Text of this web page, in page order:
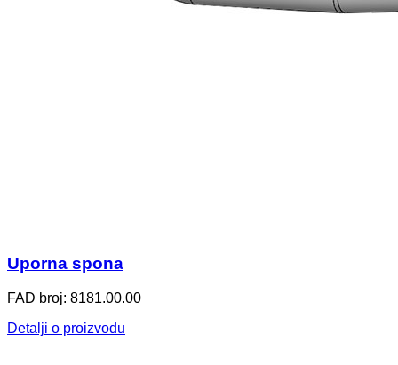
Uporna spona
FAD broj: 8181.00.00
Detalji o proizvodu